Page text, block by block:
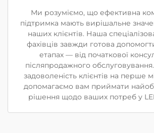
Ми розуміємо, що ефективна
підтримка мають вирішальне
наших клієнтів. Наша
фахівців завжди готова
етапах — від початкової
післяпродажного
задоволеність клієнтів на перше
допомагаємо вам приймати
рішення щодо ваших потреб у